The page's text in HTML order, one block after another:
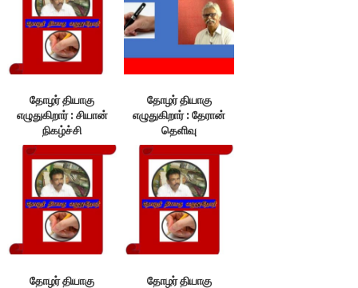
தோழர் தியாகு
எழுதுகிறார் : சியான்
நிகழ்ச்சி
தோழர் தியாகு
எழுதுகிறார் : தேரான்
தெளிவு
தோழர் தியாகு
தோழர் தியாகு